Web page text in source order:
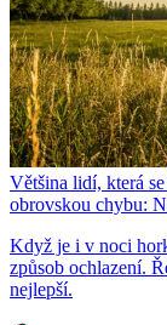
Většina lidí, která
obrovskou chybu:
Když je i v noci
způsob ochlazení.
nejlepší.